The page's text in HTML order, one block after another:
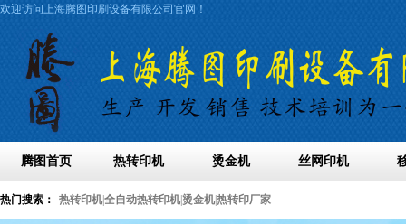
欢迎访问上海腾图印刷设备有限公司官网！
腾图首页 热转印机 烫金机 丝网印机
热门搜索： 热转印机全自动热转印机烫金机热转印厂家